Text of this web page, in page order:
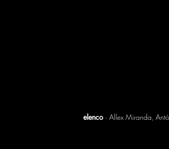
elenco · Allex Miranda,